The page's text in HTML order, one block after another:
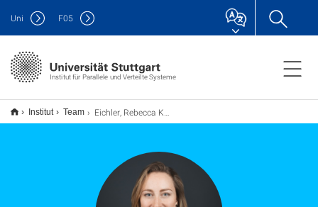
Institut für Parallele und Verteilte Systeme
Uni F05
Institut Team Eichler, Rebecca Kay